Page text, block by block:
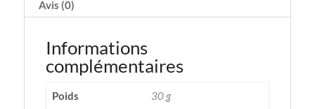
Avis (0)
Informations
complémentaires
Poids 30 g